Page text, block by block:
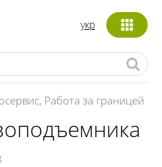
укр
, Работа за границей